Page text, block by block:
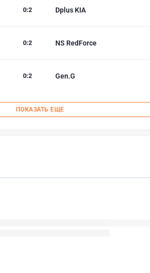
Dplus KIA
0:2
NS RedForce
0:2
Gen.G
0:2
ПОКАЗАТЬ ЕЩЕ